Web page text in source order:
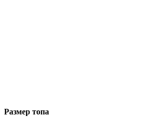
Размер топа